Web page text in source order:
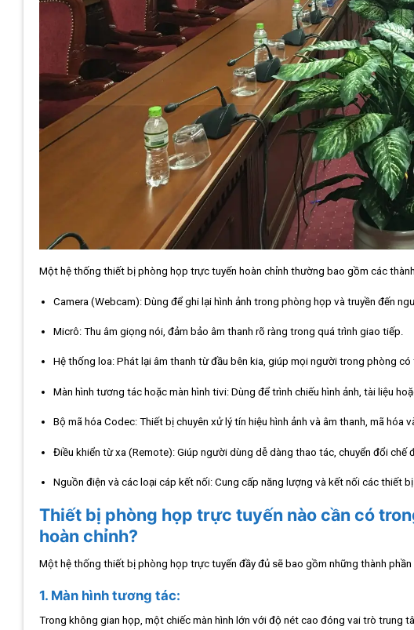
Một hệ thống thiết bị phòng họp trực tuyến hoàn chỉnh thường bao gồm các
Camera (Webcam): Dùng để ghi lại hình ảnh trong phòng họp và truyền đến
Micrô: Thu âm giọng nói, đảm bảo âm thanh rõ ràng trong quá trình giao tiếp.
Hệ thống loa: Phát lại âm thanh từ đầu bên kia, giúp mọi người trong phòng có
Màn hình tương tác hoặc màn hình tivi: Dùng để trình chiếu hình ảnh, tài liệu
Bộ mã hóa Codec: Thiết bị chuyên xử lý tín hiệu hình ảnh và âm thanh, mã hóa
Điều khiển từ xa (Remote): Giúp người dùng dễ dàng thao tác, chuyển đổi chế
Nguồn điện và các loại cáp kết nối: Cung cấp năng lượng và kết nối các thiết
Thiết bị phòng họp trực tuyến nào cần có
hoàn chỉnh?
Một hệ thống thiết bị phòng họp trực tuyến đầy đủ sẽ bao gồm những thành phần
1. Màn hình tương tác:
Trong không gian họp, một chiếc màn hình lớn với độ nét cao đóng vai trò